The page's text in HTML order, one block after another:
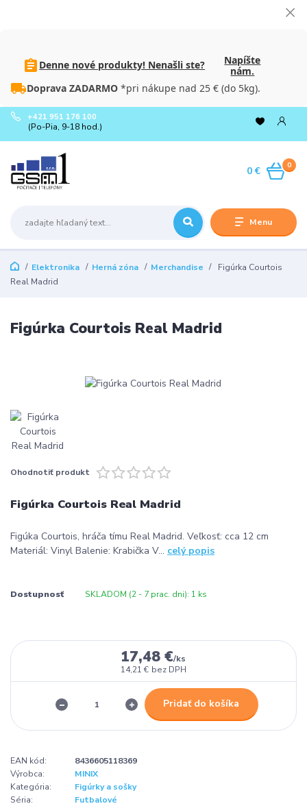
Denne nové produkty! Nenašli ste?
Napíšte
nám.
Doprava ZADARMO *pri nákupe nad 25 € (do 5kg).
Menu
+421 951 176 100
(Po-Pia, 9-18 hod.)
0
0 €
Elektronika Herná zóna Merchandise
Figúrka Courtois
Real Madrid
Figúrka Courtois Real Madrid
Ohodnotiť produkt
Figúrka Courtois Real Madrid
Figúka Courtois, hráča tímu Real Madrid. Veľkosť: cca 12 cm
Materiál: Vinyl Balenie: Krabička V... celý popis
Dostupnosť SKLADOM (2 - 7 prac. dni): 1 ks
17,48 €/ks
14,21 € bez DPH
Pridať do košíka
EAN kód:
8436605118369
Výrobca:
MINIX
Kategória:
Figúrky a sošky
Séria:
Futbalové